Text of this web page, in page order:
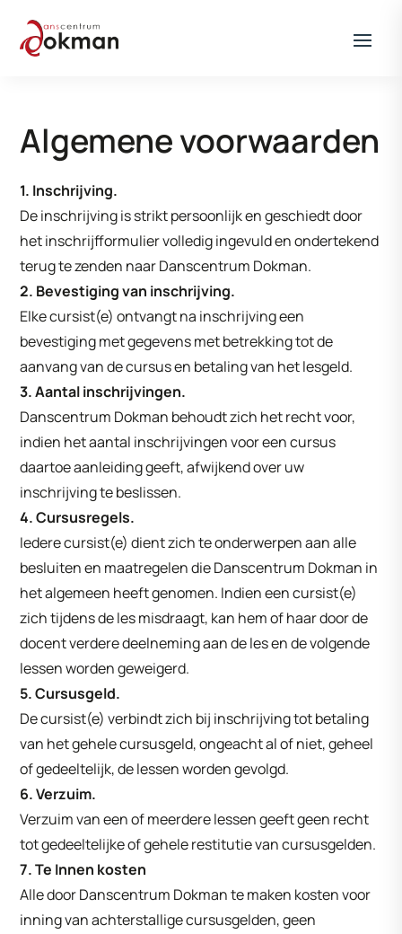
Algemene voorwaarden
1. Inschrijving.
De inschrijving is strikt persoonlijk en geschiedt door
het inschrijfformulier volledig ingevuld en ondertekend
terug te zenden naar Danscentrum Dokman.
2. Bevestiging van inschrijving.
Elke cursist(e) ontvangt na inschrijving een
bevestiging met gegevens met betrekking tot de
aanvang van de cursus en betaling van het lesgeld.
3. Aantal inschrijvingen.
Danscentrum Dokman behoudt zich het recht voor,
indien het aantal inschrijvingen voor een cursus
daartoe aanleiding geeft, afwijkend over uw
inschrijving te beslissen.
4. Cursusregels.
Iedere cursist(e) dient zich te onderwerpen aan alle
besluiten en maatregelen die Danscentrum Dokman in
het algemeen heeft genomen. Indien een cursist(e)
zich tijdens de les misdraagt, kan hem of haar door de
docent verdere deelneming aan de les en de volgende
lessen worden geweigerd.
5. Cursusgeld.
De cursist(e) verbindt zich bij inschrijving tot betaling
van het gehele cursusgeld, ongeacht al of niet, geheel
of gedeeltelijk, de lessen worden gevolgd.
6. Verzuim.
Verzuim van een of meerdere lessen geeft geen recht
tot gedeeltelijke of gehele restitutie van cursusgelden.
7. Te Innen kosten
Alle door Danscentrum Dokman te maken kosten voor
inning van achterstallige cursusgelden, geen